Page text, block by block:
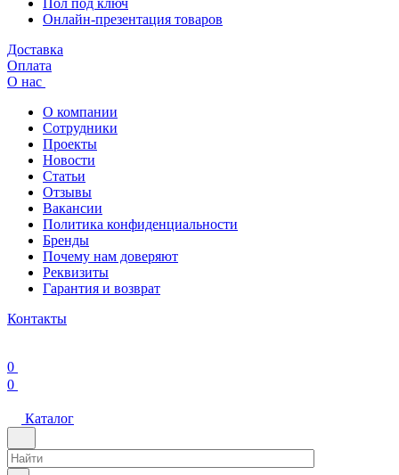
Пол под ключ
Онлайн-презентация товаров
Доставка
Оплата
О нас
О компании
Сотрудники
Проекты
Новости
Статьи
Отзывы
Вакансии
Политика конфиденциальности
Бренды
Почему нам доверяют
Реквизиты
Гарантия и возврат
Контакты
0
0
Каталог